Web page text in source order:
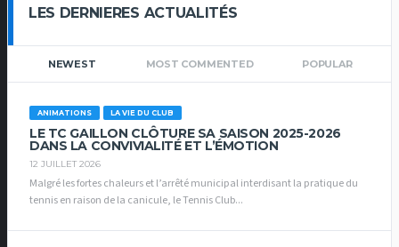
LES DERNIERES ACTUALITÉS
NEWEST MOST COMMENTED POPULAR
ANIMATIONS LA VIE DU CLUB
LE TC GAILLON CLÔTURE SA SAISON 2025-2026
DANS LA CONVIVIALITÉ ET L’ÉMOTION
12 JUILLET 2026
Malgré les fortes chaleurs et l’arrêté municipal interdisant la pratique du
tennis en raison de la canicule, le Tennis Club...